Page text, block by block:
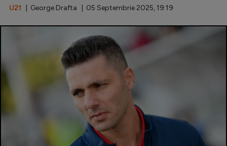
U21 | George Drafta | 05 Septembrie 2025, 19:19